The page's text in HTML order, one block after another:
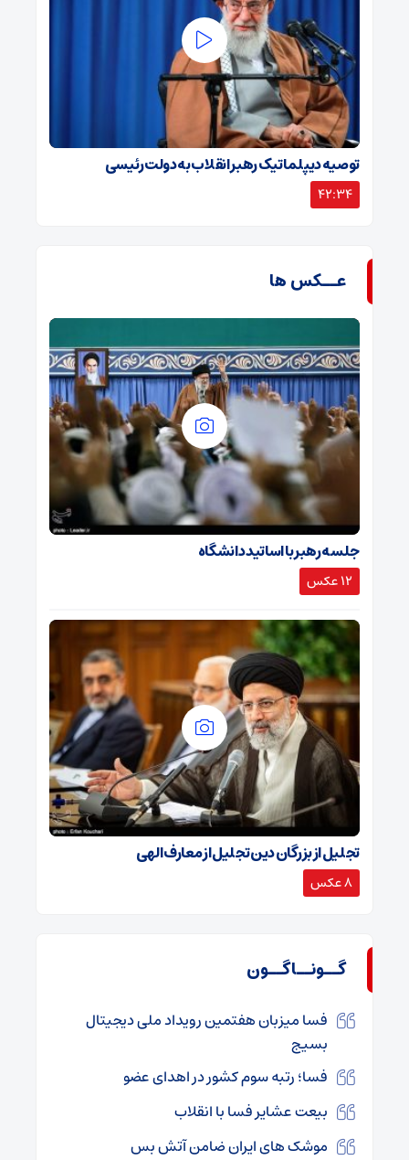
توصیه دیپلماتیک رهبر انقلاب به دولت رئیسی
42:34
عــکس ها
جلسه رهبر با اساتید دانشگاه
12 عکس
تجلیل از بزرگان دین تجلیل از معارف الهی
8 عکس
گــونــاگــون
فسا میزبان هفتمین رویداد ملی دیجیتال
بسیج
فسا؛ رتبه سوم کشور در اهدای عضو
بیعت عشایر فسا با انقلاب
موشک های ایران ضامن آتش بس